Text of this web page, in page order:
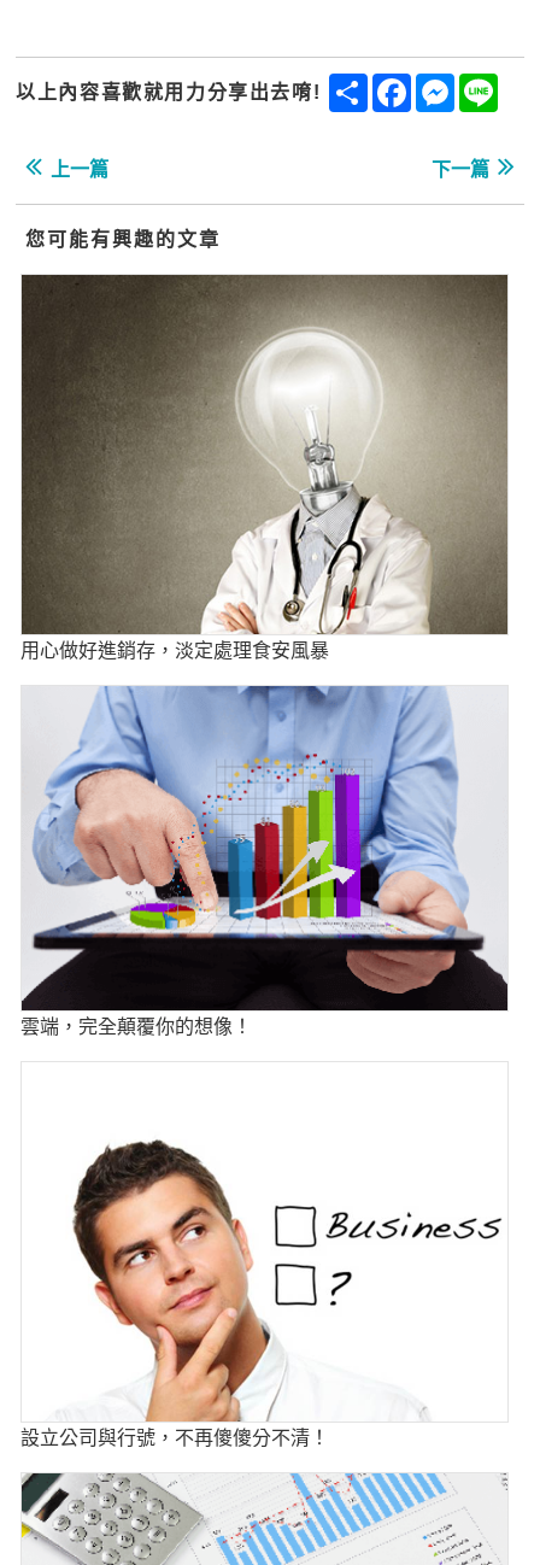
以上內容喜歡就用力分享出去唷! ShareFacebook
上一篇 下一篇
您可能有興趣的文章
用心做好進銷存，淡定處理食安風暴
雲端，完全顛覆你的想像！
設立公司與行號，不再傻傻分不清！